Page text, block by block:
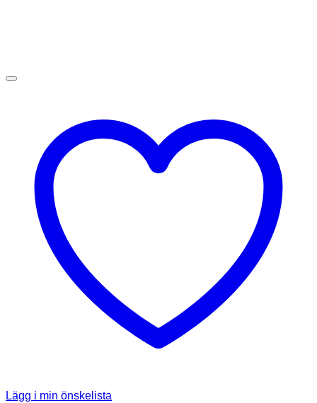
Lägg i min önskelista